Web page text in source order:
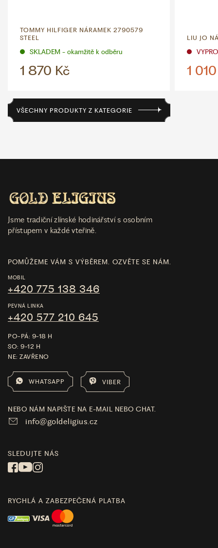
TOMMY HILFIGER NÁRAMEK 2790579
STEEL
SKLADEM - okamžitě k odběru
1 870 Kč
LIU JO
1
VŠECHNY PRODUKTY Z KATEGORIE
Jsme tradiční zlínské hodinářství s osobním
přístupem v každé vteřině.
POMŮŽEME VÁM S VÝBĚREM. OZVĚTE SE NÁM.
MOBIL
+420 775 138 346
PEVNÁ LINKA
+420 577 210 645
PO-PÁ: 9-18 H
SO: 9-12 H
NE: ZAVŘENO
WHATSAPP VIBER
NEBO NÁM NAPIŠTE NA E-MAIL NEBO CHAT.
info@goldeligius.cz
SLEDUJTE NÁS
RYCHLÁ A ZABEZPEČENÁ PLATBA